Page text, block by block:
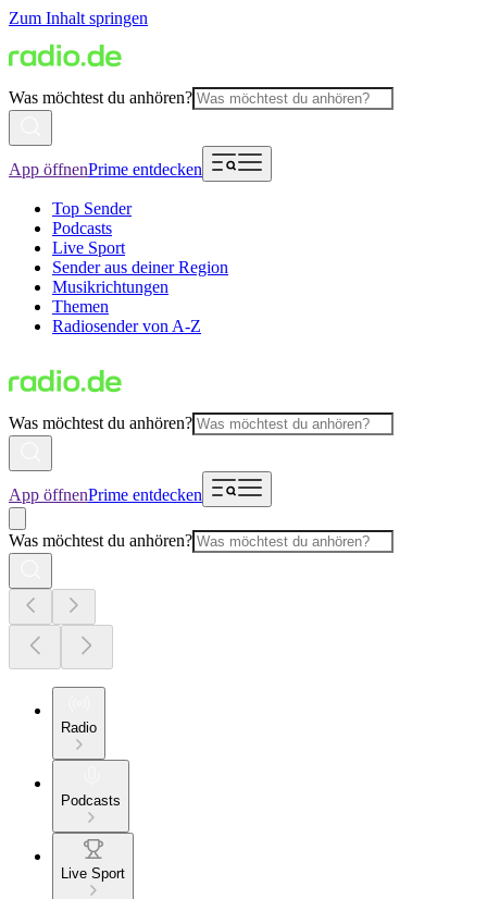
Zum Inhalt springen
Was möchtest du anhören?
App öffnenPrime entdecken
Top Sender
Podcasts
Live Sport
Sender aus deiner Region
Musikrichtungen
Themen
Radiosender von A-Z
Was möchtest du anhören?
App öffnenPrime entdecken
Was möchtest du anhören?
Radio
Podcasts
Live Sport